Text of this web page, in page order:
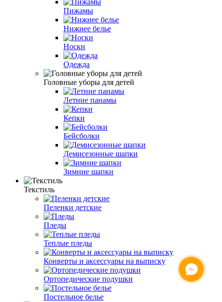
Пижамы
Нижнее белье
Носки
Одежда
Головные уборы для детей
Летние панамы
Кепки
Бейсболки
Демисезонные шапки
Зимние шапки
Текстиль
Пеленки детские
Пледы
Теплые пледы
Конверты и аксессуары на выписку
Ортопедические подушки
Постельное белье